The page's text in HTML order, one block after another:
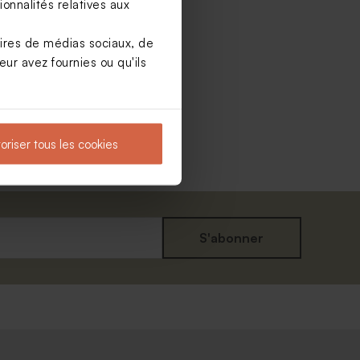
relatives aux
de médias sociaux, de
avez fournies ou qu'ils
tous les cookies
S'abonner